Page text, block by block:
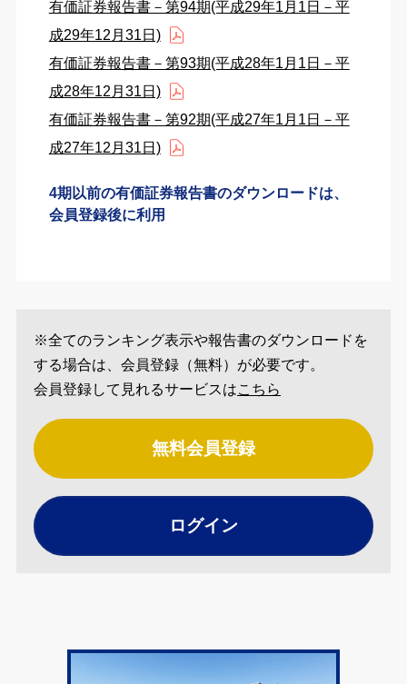
有価証券報告書－第94期(平成29年1月1日－平
成29年12月31日)
有価証券報告書－第93期(平成28年1月1日－平
成28年12月31日)
有価証券報告書－第92期(平成27年1月1日－平
成27年12月31日)
4期以前の有価証券報告書のダウンロードは、
会員登録後に利用
※全てのランキング表示や報告書のダウンロードを
する場合は、会員登録（無料）が必要です。
会員登録して見れるサービスはこちら
無料会員登録
ログイン